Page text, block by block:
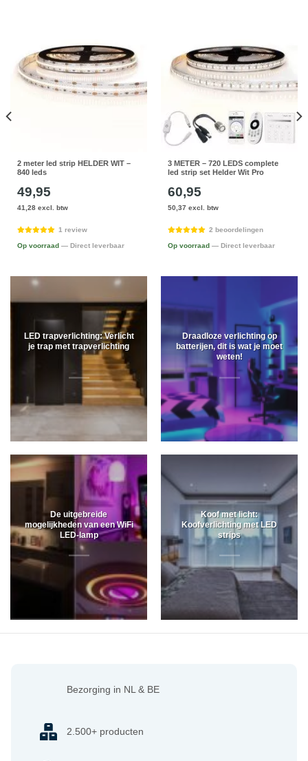
2 meter led strip HELDER WIT –
840 leds
49,95
41,28 excl. btw
1 review
Op voorraad — Direct leverbaar
3 METER – 720 LEDS complete
led strip set Helder Wit Pro
60,95
50,37 excl. btw
2 beoordelingen
Op voorraad — Direct leverbaar
LED trapverlichting: Verlicht
je trap met trapverlichting
Draadloze verlichting op
batterijen, dit is wat je moet
weten!
De uitgebreide
mogelijkheden van een WiFi
LED-lamp
Koof met licht:
Koofverlichting met LED
strips
Bezorging in NL & BE
2.500+ producten